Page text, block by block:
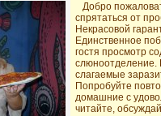
Добро
спрятаться от
Некрасовой
Единственное
гостя просмотр
слюноотделение.
слагаемые
Попробуйте
домашние с
читайте,